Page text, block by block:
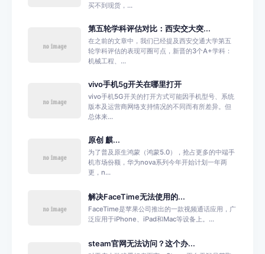
买不到现货，...
第五轮学科评估对比：西安交大突...
在之前的文章中，我们已经提及西安交通大学第五
轮学科评估的表现可圈可点，新晋的3个A+学科：
机械工程、...
vivo手机5g开关在哪里打开
vivo手机5G开关的打开方式可能因手机型号、系统
版本及运营商网络支持情况的不同而有所差异。但
总体来...
原创 麒...
为了普及原生鸿蒙（鸿蒙5.0），抢占更多的中端手
机市场份额，华为nova系列今年开始计划一年两
更，n...
解决FaceTime无法使用的...
FaceTime是苹果公司推出的一款视频通话应用，广
泛应用于iPhone、iPad和Mac等设备上。...
steam官网无法访问？这个办...